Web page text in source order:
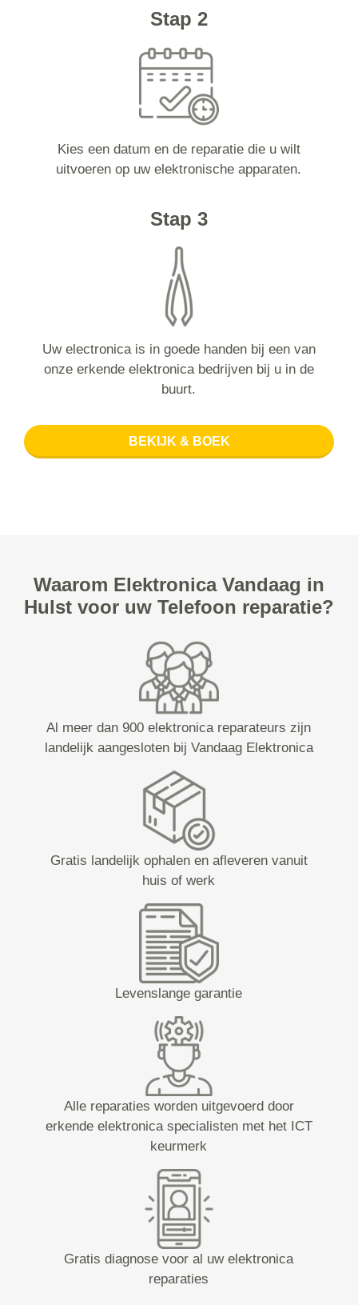
Stap 2
Kies een datum en de reparatie die u wilt
uitvoeren op uw elektronische apparaten.
Stap 3
Uw electronica is in goede handen bij een van
onze erkende elektronica bedrijven bij u in de
buurt.
BEKIJK & BOEK
Waarom Elektronica Vandaag in
Hulst voor uw Telefoon reparatie?
Al meer dan 900 elektronica reparateurs zijn
landelijk aangesloten bij Vandaag Elektronica
Gratis landelijk ophalen en afleveren vanuit
huis of werk
Levenslange garantie
Alle reparaties worden uitgevoerd door
erkende elektronica specialisten met het ICT
keurmerk
Gratis diagnose voor al uw elektronica
reparaties